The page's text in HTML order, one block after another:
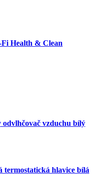
Fi Health & Clean
vzduchu bílý
hlavice bílá